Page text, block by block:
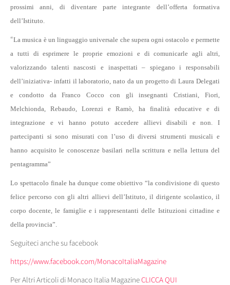
prossimi anni, di diventare parte integrante dell’offerta formativa
dell’Istituto.
“La musica è un linguaggio universale che supera ogni ostacolo e permette
a tutti di esprimere le proprie emozioni e di comunicarle agli altri,
valorizzando talenti nascosti e inaspettati – spiegano i responsabili
dell’iniziativa- infatti il laboratorio, nato da un progetto di Laura Delegati
e condotto da Franco Cocco con gli insegnanti Cristiani, Fiori,
Melchionda, Rebaudo, Lorenzi e Ramò, ha finalità educative e di
integrazione e vi hanno potuto accedere allievi disabili e non. I
partecipanti si sono misurati con l’uso di diversi strumenti musicali e
hanno acquisito le conoscenze basilari nella scrittura e nella lettura del
pentagramma”
Lo spettacolo finale ha dunque come obiettivo “la condivisione di questo
felice percorso con gli altri allievi dell’Istituto, il dirigente scolastico, il
corpo docente, le famiglie e i rappresentanti delle Istituzioni cittadine e
della provincia”.
Seguiteci anche su facebook
https://www.facebook.com/MonacoItaliaMagazine
Per Altri Articoli di Monaco Italia MagazineCLICCA QUI